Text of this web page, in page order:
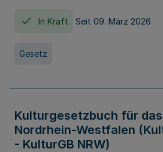
In Kraft Seit 09. März 2026
Gesetz
Kulturgesetzbuch für
Nordrhein-Westfalen
- KulturGB NRW)